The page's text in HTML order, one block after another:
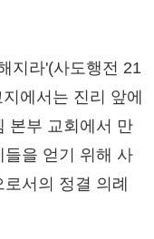
지라'(사도행전 21
에서는 진리 앞에
본부 교회에서 만
을 얻기 위해 사
서의 정결 의례